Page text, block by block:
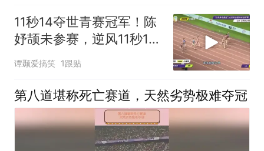
11秒14夺世青赛冠军！陈
妤颉未参赛，逆风11秒12
成绩同龄世界级
谭颞爱搞笑 1跟贴
第八道堪称死亡赛道，天然劣势极难夺冠